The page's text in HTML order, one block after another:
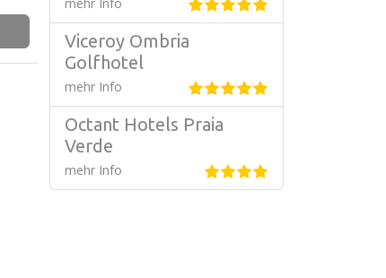
Viceroy Ombria
Golfhotel
mehr Info
Octant Hotels Praia
Verde
mehr Info